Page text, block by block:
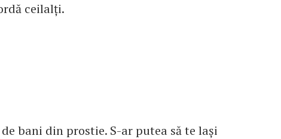
ceilalți.
bani din prostie. S-ar putea să te lași